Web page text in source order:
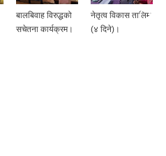
बालबिवाह विरुद्धको
सचेतना कार्यक्रम।
नेतृत्व विकास तालिम
(४ दिने)।